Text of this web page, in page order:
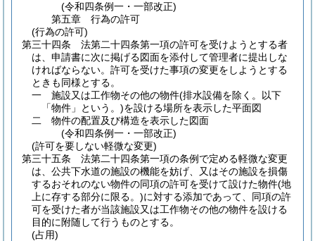
(令和四条例一・一部改正)
第五章
行為の許可
(行為の許可)
第三十四条
法第二十四条第一項の許可を受けようとする者
は、申請書に次に掲げる図面を添付して管理者に提出しな
ければならない。 許可を受けた事項の変更をしようとする
ときも同様とする。
一
施設又は工作物その他の物件(排水設備を除く。以下
「物件」という。)を設ける場所を表示した平面図
二
物件の配置及び構造を表示した図面
(令和四条例一・一部改正)
(許可を要しない軽微な変更)
第三十五条
法第二十四条第一項の条例で定める軽微な変更
は、公共下水道の施設の機能を妨げ、又はその施設を損傷
するおそれのない物件の同項の許可を受けて設けた物件(地
上に存する部分に限る。)に対する添加であって、同項の許
可を受けた者が当該施設又は工作物その他の物件を設ける
目的に附随して行うものとする。
(占用)